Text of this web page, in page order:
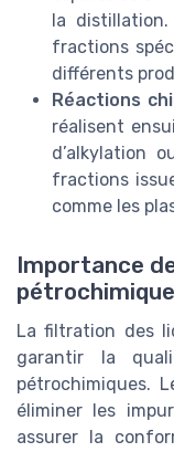
la
fractions
différents
Réactions
réalisent
d’alkylation
fractions
comme les
Importance
La filtration des
garantir la
pétrochimiques.
éliminer les
assurer la